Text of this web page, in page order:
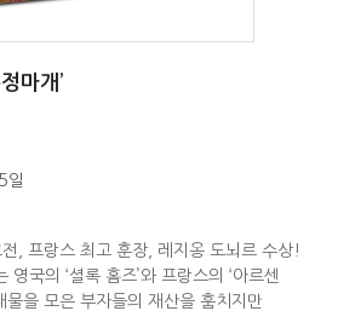
마개’
일
, 프랑스 최고 훈장, 레지옹 도뇌르 수상!
국의 ‘셜록 홈즈’와 프랑스의 ‘아르센
물을 모은 부자들의 재산을 훔치지만